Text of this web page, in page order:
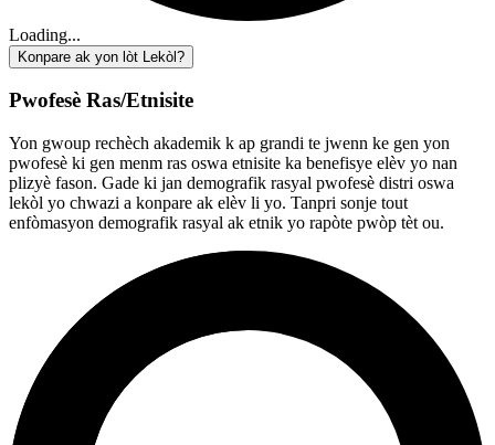
Loading...
Konpare ak yon lòt Lekòl?
Pwofesè Ras/Etnisite
Yon gwoup rechèch akademik k ap grandi te jwenn ke gen yon
pwofesè ki gen menm ras oswa etnisite ka benefisye elèv yo nan
plizyè fason. Gade ki jan demografik rasyal pwofesè distri oswa
lekòl yo chwazi a konpare ak elèv li yo. Tanpri sonje tout
enfòmasyon demografik rasyal ak etnik yo rapòte pwòp tèt ou.